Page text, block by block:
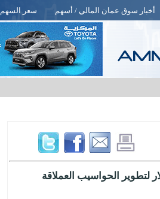
أخبار سوق عمان المالي / أسهم سعر السهم